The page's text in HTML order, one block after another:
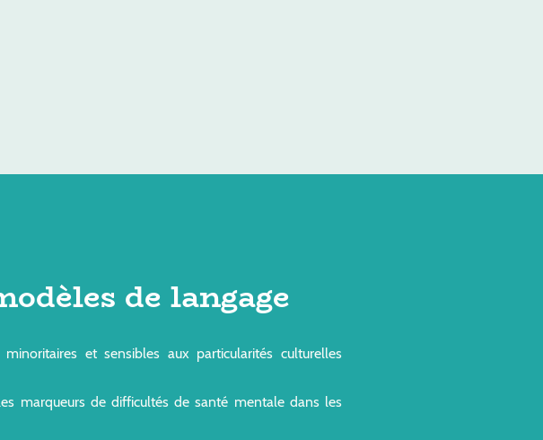
de langage
et sensibles aux particularités culturelles
marqueurs de difficultés de santé mentale dans les